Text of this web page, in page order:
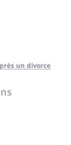
un divorce